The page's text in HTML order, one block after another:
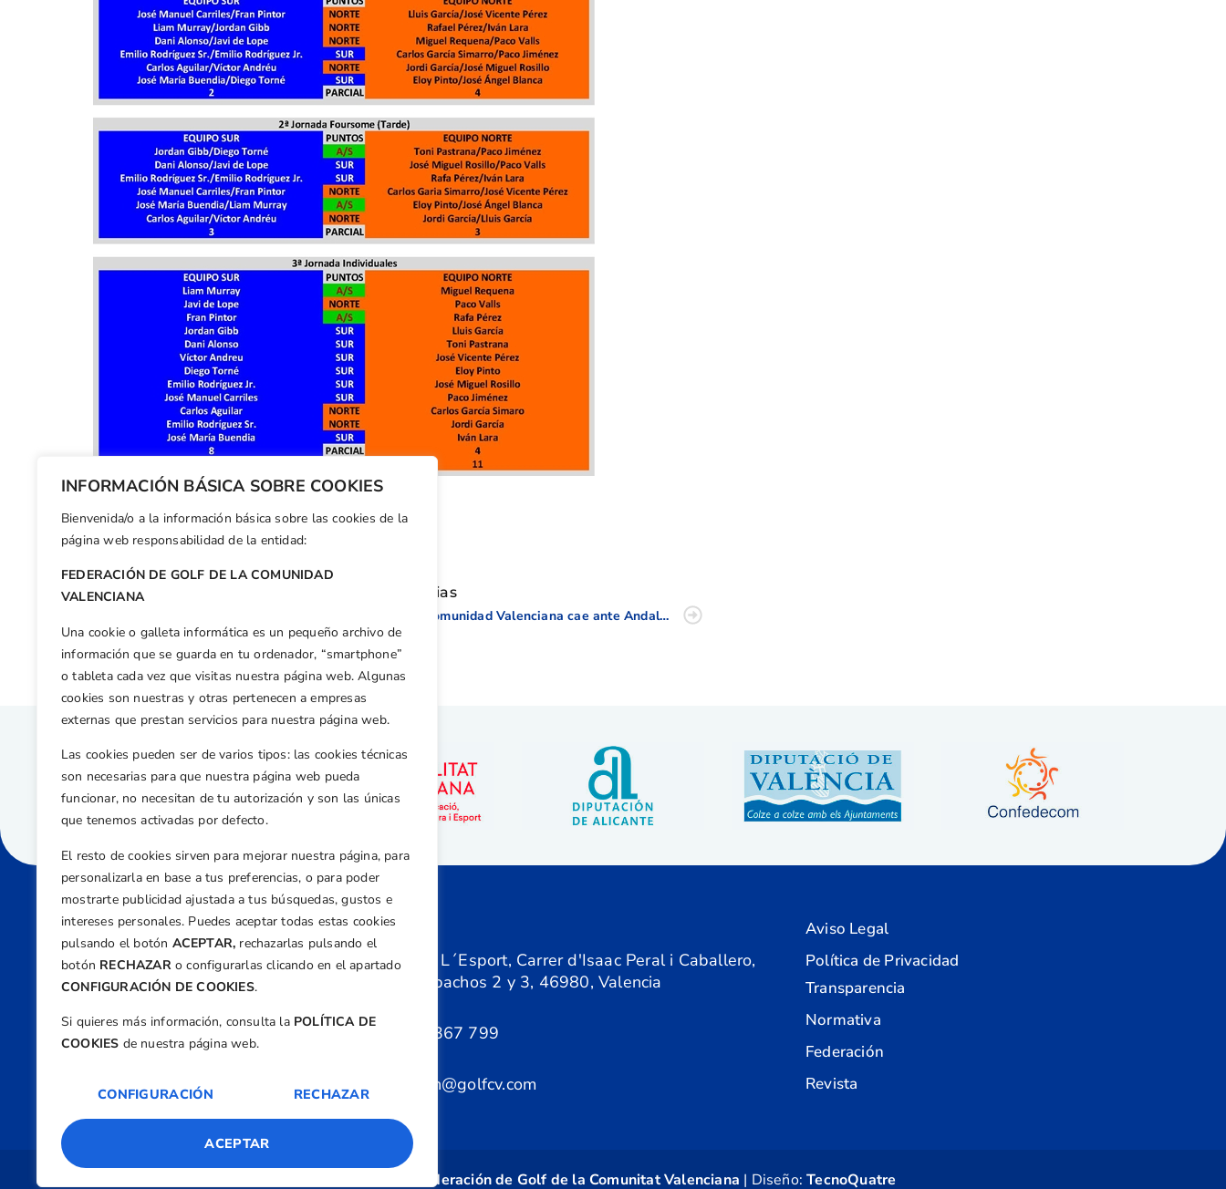
INFORMACIÓN BÁSICA SOBRE COOKIES
Bienvenida/o a la información básica sobre las cookies de la
página web responsabilidad de la entidad:
FEDERACIÓN DE GOLF DE LA COMUNIDAD
VALENCIANA
Una cookie o galleta informática es un pequeño archivo de
información que se guarda en tu ordenador, “smartphone”
o tableta cada vez que visitas nuestra página web. Algunas
cookies son nuestras y otras pertenecen a empresas
externas que prestan servicios para nuestra página web.
Las cookies pueden ser de varios tipos: las cookies técnicas
son necesarias para que nuestra página web pueda
funcionar, no necesitan de tu autorización y son las únicas
que tenemos activadas por defecto.
El resto de cookies sirven para mejorar nuestra página, para
personalizarla en base a tus preferencias, o para poder
mostrarte publicidad ajustada a tus búsquedas, gustos e
intereses personales. Puedes aceptar todas estas cookies
pulsando el botón ACEPTAR, rechazarlas pulsando el
botón RECHAZARo configurarlas clicando en el apartado
CONFIGURACIÓN DE COOKIES.
Si quieres más información, consulta la POLÍTICA DE
COOKIES de nuestra página web.
CONFIGURACIÓN RECHAZAR
ACEPTAR
Facebook
X WhatsApp
LinkedIn
Email
Otras noticias
La Comunidad Valenciana cae ante Andalucía en su Match Senior
Dirección
Centre de L´Esport, Carrer d'Isaac Peral i Caballero,
Nº 5, Despachos 2 y 3, 46980, Valencia
+34 961 367 799
federacion@golfcv.com
Aviso Legal
Política de Privacidad
Transparencia
Normativa
Federación
Revista
Federación de Golf de la Comunitat Valenciana | Diseño:TecnoQuatre